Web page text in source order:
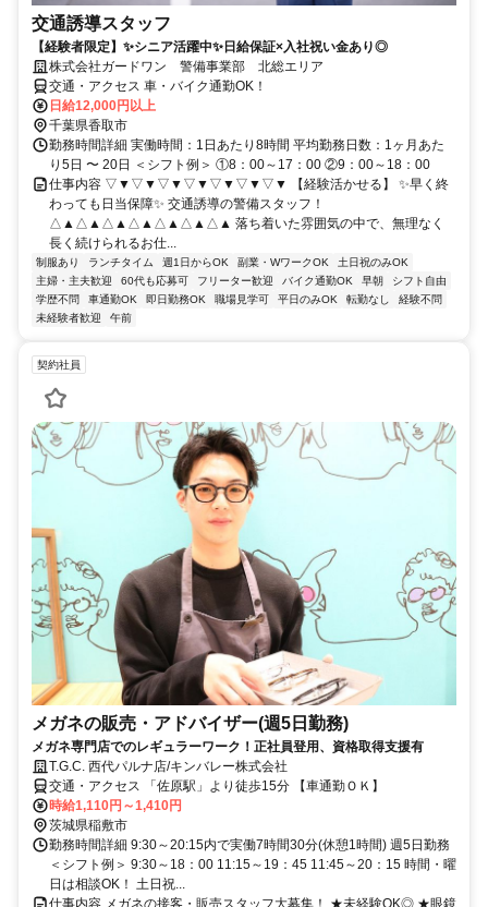
交通誘導スタッフ
【経験者限定】✨シニア活躍中✨日給保証×入社祝い金あり◎
株式会社ガードワン 警備事業部 北総エリア
交通・アクセス 車・バイク通勤OK！
日給12,000円以上
千葉県香取市
勤務時間詳細 実働時間：1日あたり8時間 平均勤務日数：1ヶ月あた
り5日 〜 20日 ＜シフト例＞ ①8：00～17：00 ②9：00～18：00
仕事内容 ▽▼▽▼▽▼▽▼▽▼▽▼▽▼ 【経験活かせる】 ✨早く終
わっても日当保障✨ 交通誘導の警備スタッフ！
△▲△▲△▲△▲△▲△▲△▲ 落ち着いた雰囲気の中で、無理なく
長く続けられるお仕...
制服あり ランチタイム 週1日からOK 副業・WワークOK
土日祝のみOK
主婦・主夫歓迎
60代も応募可 フリーター歓迎 バイク通勤OK 早朝
シフト自由
学歴不問
車通勤OK 即日勤務OK 職場見学可 平日のみOK 転勤なし
経験不問
未経験者歓迎
午前
契約社員
メガネの販売・アドバイザー(週5日勤務)
メガネ専門店でのレギュラーワーク！正社員登用、資格取得支援有
T.G.C. 西代パルナ店/キンバレー株式会社
交通・アクセス 「佐原駅」より徒歩15分 【車通勤ＯＫ】
時給1,110円～1,410円
茨城県稲敷市
勤務時間詳細 9:30～20:15内で実働7時間30分(休憩1時間) 週5日勤務
＜シフト例＞ 9:30～18：00 11:15～19：45 11:45～20：15 時間・曜
日は相談OK！ 土日祝...
仕事内容 メガネの接客・販売スタッフ大募集！ ★未経験OK◎ ★眼鏡